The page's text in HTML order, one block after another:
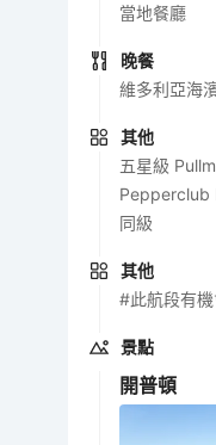
當地餐廳
晚餐
維多利亞海
其他
五星級
Pepperclub
同級
其他
#此航段有
景點
開普頓